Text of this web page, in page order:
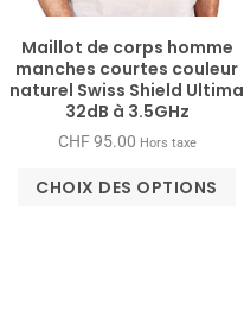
Maillot de corps homme
manches courtes cou­leur
na­tu­rel Swiss Shield Ul­ti­ma
32dB à 3.5GHz
CHF95.00 Hors taxe
CHOIX DES OPTIONS